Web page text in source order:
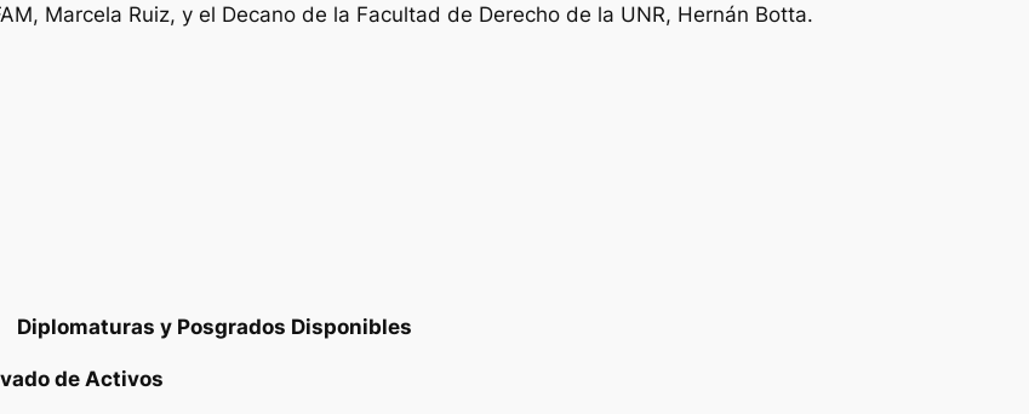
Marcela Ruiz, y el Decano de la Facultad de Derecho de la UNR, Hernán Botta.
Diplomaturas y Posgrados Disponibles
de Activos